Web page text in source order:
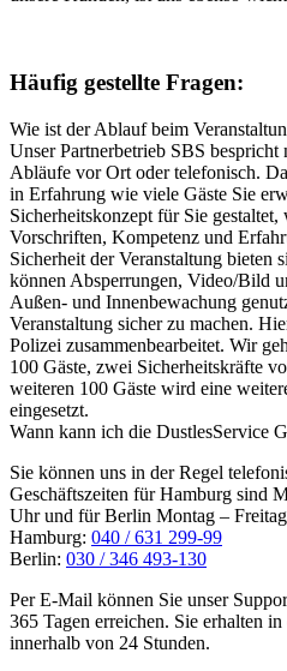
Häufig gestellte Fragen:
Wie ist der Ablauf beim
Unser Partnerbetrieb SBS
Abläufe vor Ort oder telefonisch.
in Erfahrung wie viele Gäste Sie
Sicherheitskonzept für Sie gestaltet,
Vorschriften, Kompetenz und
Sicherheit der Veranstaltung bieten
können Absperrungen, Video/Bild
Außen- und Innenbewachung
Veranstaltung sicher zu machen.
Polizei zusammenbearbeitet. Wir
100 Gäste, zwei Sicherheitskräfte
weiteren 100 Gäste wird eine
eingesetzt.
Wann kann ich die DustlesService
Sie können uns in der Regel
Geschäftszeiten für Hamburg sind
Uhr und für Berlin Montag –
Hamburg: 040 / 631 299-99
Berlin: 030 / 346 493-130
Per E-Mail können Sie unser
365 Tagen erreichen. Sie erhalten
innerhalb von 24 Stunden.